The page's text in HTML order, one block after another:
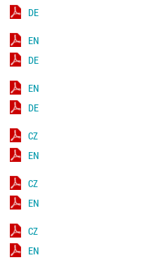
DE
EN
DE
EN
DE
CZ
EN
CZ
EN
CZ
EN